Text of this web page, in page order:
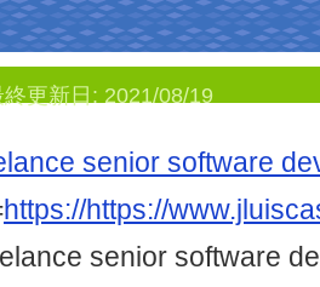
終更新日: 2021/08/19
senior software
https://https://
senior software